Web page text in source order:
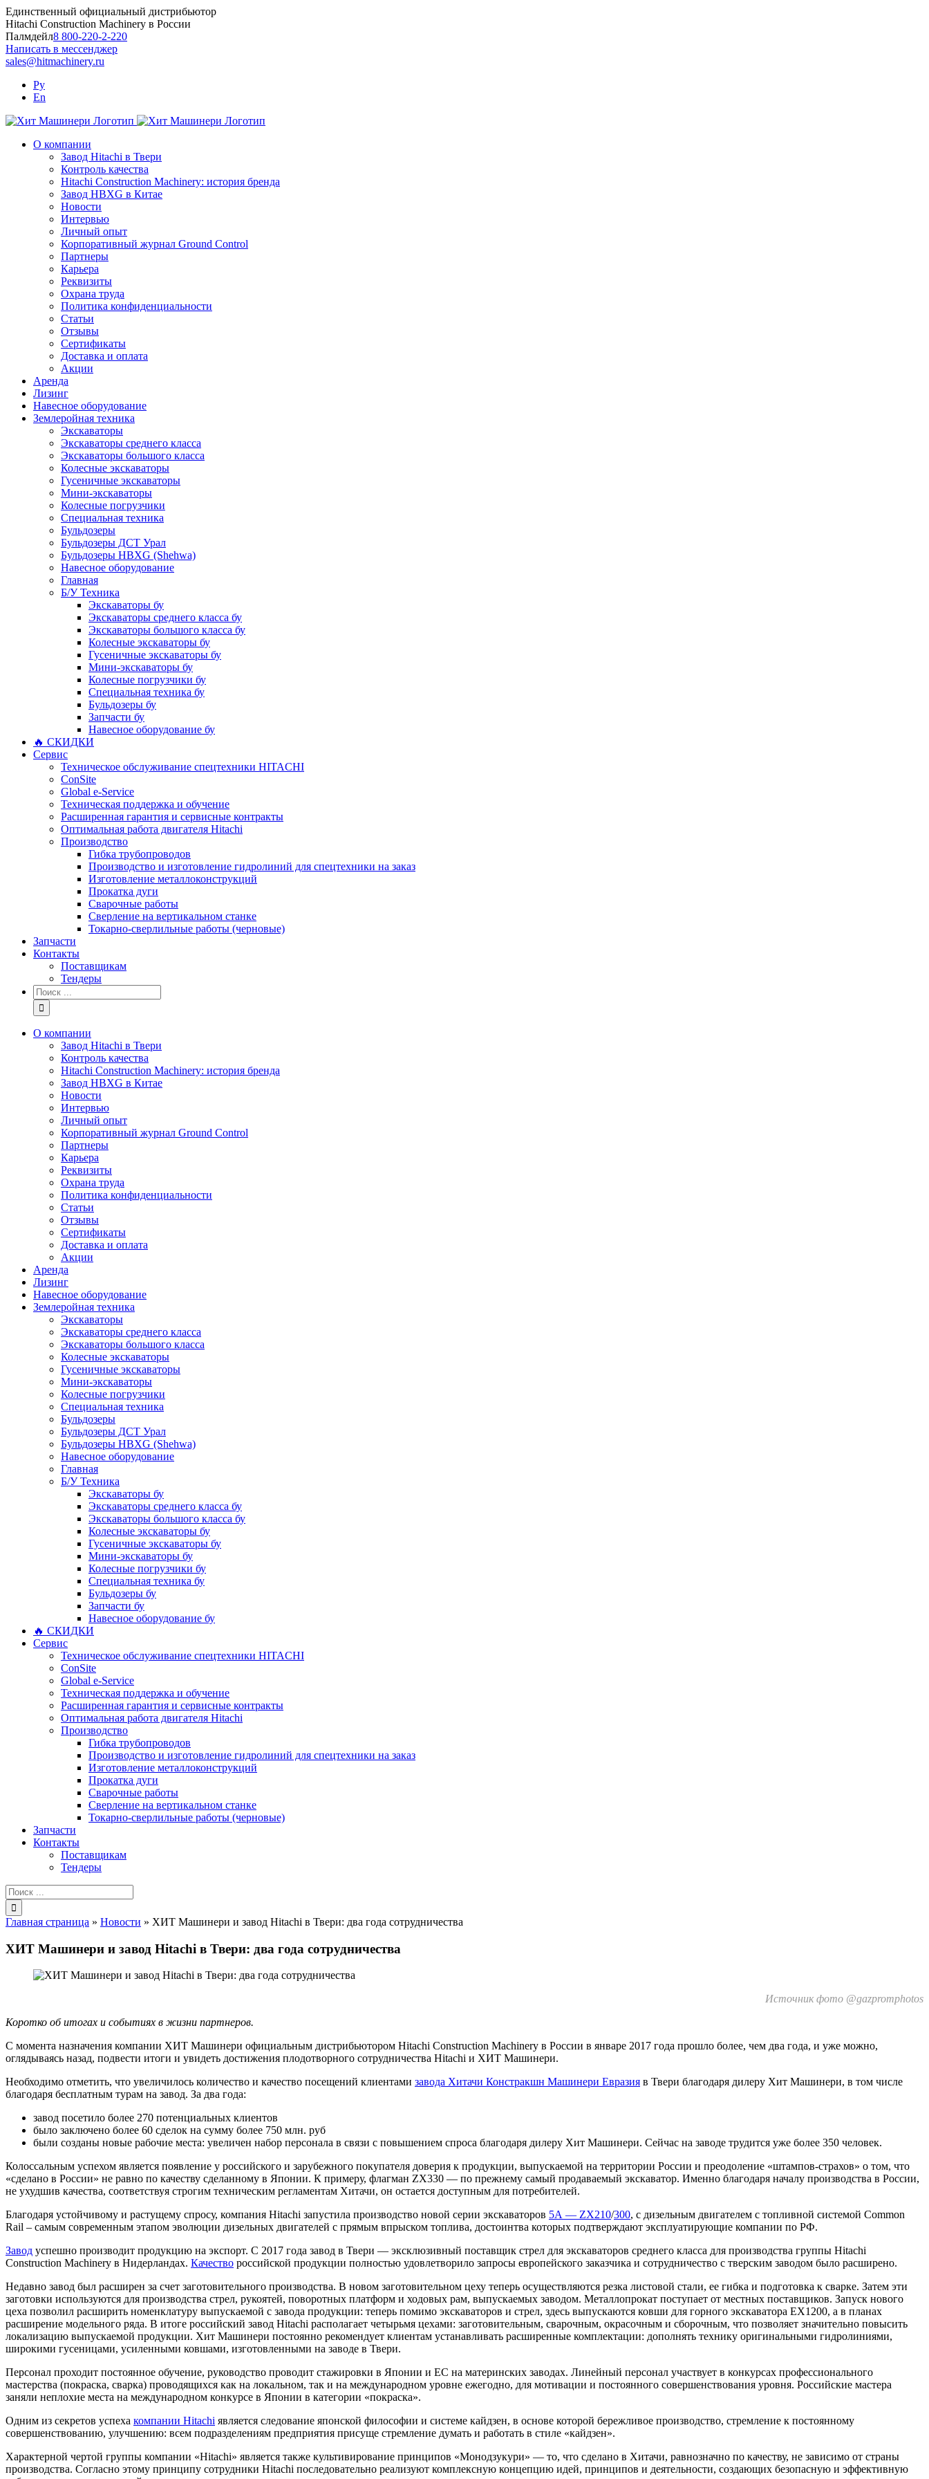
Skip
to
content
Единственный официальный дистрибьютор
Hitachi Construction Machinery в России
Палмдейл8 800-220-2-220
Написать в мессенджер
sales@hitmachinery.ru
Ру
En
О компании
Завод Hitachi в Твери
Контроль качества
Hitachi Construction Machinery: история бренда
Завод HBXG в Китае
Новости
Интервью
Личный опыт
Корпоративный журнал Ground Control
Партнеры
Карьера
Реквизиты
Охрана труда
Политика конфиденциальности
Статьи
Отзывы
Сертификаты
Доставка и оплата
Акции
Аренда
Лизинг
Навесное оборудование
Землеройная техника
Экскаваторы
Экскаваторы среднего класса
Экскаваторы большого класса
Колесные экскаваторы
Гусеничные экскаваторы
Мини-экскаваторы
Колесные погрузчики
Специальная техника
Бульдозеры
Бульдозеры ДСТ Урал
Бульдозеры HBXG (Shehwa)
Навесное оборудование
Главная
Б/У Техника
Экскаваторы бу
Экскаваторы среднего класса бу
Экскаваторы большого класса бу
Колесные экскаваторы бу
Гусеничные экскаваторы бу
Мини-экскаваторы бу
Колесные погрузчики бу
Специальная техника бу
Бульдозеры бу
Запчасти бу
Навесное оборудование бу
🔥 СКИДКИ
Сервис
Техническое обслуживание спецтехники HITACHI
ConSite
Global e-Service
Техническая поддержка и обучение
Расширенная гарантия и сервисные контракты
Оптимальная работа двигателя Hitachi
Производство
Гибка трубопроводов
Производство и изготовление гидролиний для спецтехники на заказ
Изготовление металлоконструкций
Прокатка дуги
Сварочные работы
Сверление на вертикальном станке
Токарно-сверлильные работы (черновые)
Запчасти
Контакты
Поставщикам
Тендеры
Результат
поиска:
О компании
Завод Hitachi в Твери
Контроль качества
Hitachi Construction Machinery: история бренда
Завод HBXG в Китае
Новости
Интервью
Личный опыт
Корпоративный журнал Ground Control
Партнеры
Карьера
Реквизиты
Охрана труда
Политика конфиденциальности
Статьи
Отзывы
Сертификаты
Доставка и оплата
Акции
Аренда
Лизинг
Навесное оборудование
Землеройная техника
Экскаваторы
Экскаваторы среднего класса
Экскаваторы большого класса
Колесные экскаваторы
Гусеничные экскаваторы
Мини-экскаваторы
Колесные погрузчики
Специальная техника
Бульдозеры
Бульдозеры ДСТ Урал
Бульдозеры HBXG (Shehwa)
Навесное оборудование
Главная
Б/У Техника
Экскаваторы бу
Экскаваторы среднего класса бу
Экскаваторы большого класса бу
Колесные экскаваторы бу
Гусеничные экскаваторы бу
Мини-экскаваторы бу
Колесные погрузчики бу
Специальная техника бу
Бульдозеры бу
Запчасти бу
Навесное оборудование бу
🔥 СКИДКИ
Сервис
Техническое обслуживание спецтехники HITACHI
ConSite
Global e-Service
Техническая поддержка и обучение
Расширенная гарантия и сервисные контракты
Оптимальная работа двигателя Hitachi
Производство
Гибка трубопроводов
Производство и изготовление гидролиний для спецтехники на заказ
Изготовление металлоконструкций
Прокатка дуги
Сварочные работы
Сверление на вертикальном станке
Токарно-сверлильные работы (черновые)
Запчасти
Контакты
Поставщикам
Тендеры
Результат
поиска:
Главная страница » Новости » ХИТ Машинери и завод Hitachi в Твери: два года сотрудничества
ХИТ Машинери и завод Hitachi в Твери: два года сотрудничества
Источник фото @gazpromphotos
Коротко об итогах и событиях в жизни партнеров.
С момента назначения компании ХИТ Машинери официальным дистрибьютором Hitachi Construction Machinery в России в январе 2017 года прошло более, чем два года, и уже можно,
оглядываясь назад, подвести итоги и увидеть достижения плодотворного сотрудничества Hitachi и ХИТ Машинери.
Необходимо отметить, что увеличилось количество и качество посещений клиентами завода Хитачи Констракшн Машинери Евразия в Твери благодаря дилеру Хит Машинери, в том числе
благодаря бесплатным турам на завод. За два года:
завод посетило более 270 потенциальных клиентов
было заключено более 60 сделок на сумму более 750 млн. руб
были созданы новые рабочие места: увеличен набор персонала в связи с повышением спроса благодаря дилеру Хит Машинери. Сейчас на заводе трудится уже более 350 человек.
Колоссальным успехом является появление у российского и зарубежного покупателя доверия к продукции, выпускаемой на территории России и преодоление «штампов-страхов» о том, что
«сделано в России» не равно по качеству сделанному в Японии. К примеру, флагман ZX330 — по прежнему самый продаваемый экскаватор. Именно благодаря началу производства в России,
не ухудшив качества, соответствуя строгим техническим регламентам Хитачи, он остается доступным для потребителей.
Благодаря устойчивому и растущему спросу, компания Hitachi запустила производство новой серии экскаваторов 5А — ZX210/300, с дизельным двигателем с топливной системой Common
Rail – самым современным этапом эволюции дизельных двигателей с прямым впрыском топлива, достоинтва которых подтверждают эксплуатирующие компании по РФ.
Завод успешно производит продукцию на экспорт. С 2017 года завод в Твери — эксклюзивный поставщик стрел для экскаваторов среднего класса для производства группы Hitachi
Construction Machinery в Нидерландах. Качество российской продукции полностью удовлетворило запросы европейского заказчика и сотрудничество с тверским заводом было расширено.
Недавно завод был расширен за счет заготовительного производства. В новом заготовительном цеху теперь осуществляются резка листовой стали, ее гибка и подготовка к сварке. Затем эти
заготовки используются для производства стрел, рукоятей, поворотных платформ и ходовых рам, выпускаемых заводом. Металлопрокат поступает от местных поставщиков. Запуск нового
цеха позволил расширить номенклатуру выпускаемой с завода продукции: теперь помимо экскаваторов и стрел, здесь выпускаются ковши для горного экскаватора EX1200, а в планах
расширение модельного ряда. В итоге российский завод Hitachi располагает четырьмя цехами: заготовительным, сварочным, окрасочным и сборочным, что позволяет значительно повысить
локализацию выпускаемой продукции. Хит Машинери постоянно рекомендует клиентам устанавливать расширенные комплектации: дополнять технику оригинальными гидролиниями,
широкими гусеницами, усиленными ковшами, изготовленными на заводе в Твери.
Персонал проходит постоянное обучение, руководство проводит стажировки в Японии и ЕС на материнских заводах. Линейный персонал участвует в конкурсах профессионального
мастерства (покраска, сварка) проводящихся как на локальном, так и на международном уровне ежегодно, для мотивации и постоянного совершенствования уровня. Российские мастера
заняли неплохие места на международном конкурсе в Японии в категории «покраска».
Одним из секретов успеха компании Hitachi является следование японской философии и системе кайдзен, в основе которой бережливое производство, стремление к постоянному
совершенствованию, улучшению: всем подразделениям предприятия присуще стремление думать и работать в стиле «кайдзен».
Характерной чертой группы компании «Hitachi» является также культивирование принципов «Монодзукури» — то, что сделано в Хитачи, равнозначно по качеству, не зависимо от страны
производства. Согласно этому принципу сотрудники Hitachi последовательно реализуют комплексную концепцию идей, принципов и деятельности, создающих безопасную и эффективную